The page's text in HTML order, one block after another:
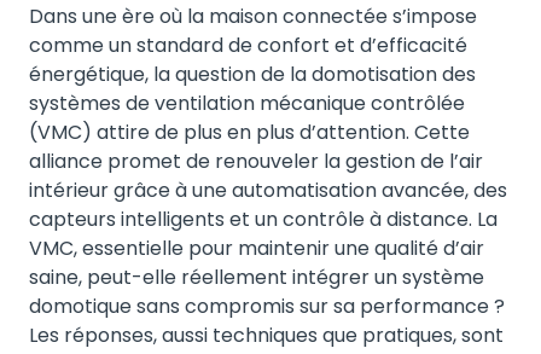
Dans une ère où la maison connectée s’impose
comme un standard de confort et d’efficacité
énergétique, la question de la domotisation des
systèmes de ventilation mécanique contrôlée
(VMC) attire de plus en plus d’attention. Cette
alliance promet de renouveler la gestion de l’air
intérieur grâce à une automatisation avancée, des
capteurs intelligents et un contrôle à distance. La
VMC, essentielle pour maintenir une qualité d’air
saine, peut-elle réellement intégrer un système
domotique sans compromis sur sa performance ?
Les réponses, aussi techniques que pratiques, sont